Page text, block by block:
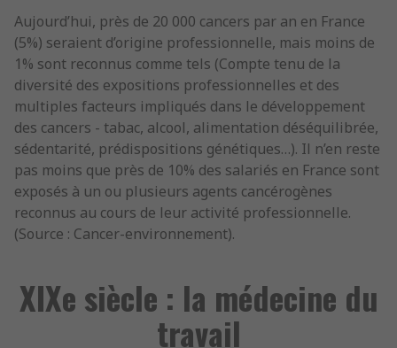
Aujourd’hui, près de 20 000 cancers par an en France
(5%) seraient d’origine professionnelle, mais moins de
1% sont reconnus comme tels (Compte tenu de la
diversité des expositions professionnelles et des
multiples facteurs impliqués dans le développement
des cancers - tabac, alcool, alimentation déséquilibrée,
sédentarité, prédispositions génétiques…). Il n’en reste
pas moins que près de 10% des salariés en France sont
exposés à un ou plusieurs agents cancérogènes
reconnus au cours de leur activité professionnelle.
(Source : Cancer-environnement).
XIXe siècle : la médecine du
travail